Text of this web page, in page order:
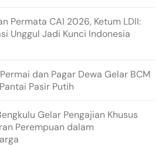
Permata CAI 2026, Ketum LDII:
Unggul Jadi Kunci Indonesia
dan Pagar Dewa Gelar BCM
Pasir Putih
Gelar Pengajian Khusus
Perempuan dalam